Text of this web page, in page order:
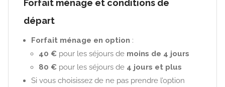
Forfait ménage et conditions de
départ
Forfait ménage en option :
40 € pour les séjours de moins de 4 jours
80 € pour les séjours de 4 jours et plus
Si vous choisissez de ne pas prendre l’option